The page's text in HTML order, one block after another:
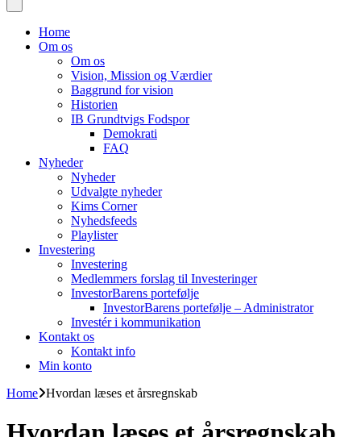
Home
Om os
Om os
Vision, Mission og Værdier
Baggrund for vision
Historien
IB Grundtvigs Fodspor
Demokrati
FAQ
Nyheder
Nyheder
Udvalgte nyheder
Kims Corner
Nyhedsfeeds
Playlister
Investering
Investering
Medlemmers forslag til Investeringer
InvestorBarens portefølje
InvestorBarens portefølje – Administrator
Investér i kommunikation
Kontakt os
Kontakt info
Min konto
Home Hvordan læses et årsregnskab